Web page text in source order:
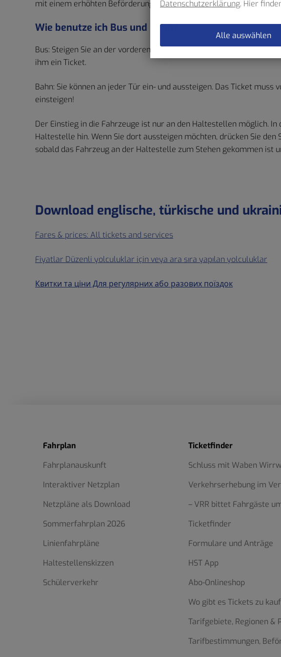
mit einem erhöhten Beförderungsentgelt von mindestens 60 €
Wie benutze ich Bus und Bahn?
Bus: Steigen Sie an der vorderen Tür beim Fahrer ein und zeigen
ihm ein Ticket.
Bahn: Sie können an jeder Tür ein- und aussteigen. Das Ticket
einsteigen!
Der Einstieg in die Fahrzeuge ist nur an den Haltestellen möglich.
Haltestelle hin. Wenn Sie dort aussteigen möchten, drücken Sie
sobald das Fahrzeug an der Haltestelle zum Stehen gekommen ist
Download englische, türkische und
Fares & prices: All tickets and services
Fiyatlar Düzenli yolculuklar için veya ara sıra yapılan yolculuklar
Квитки та ціни Для регулярних або разових поїздок
Fahrplan
Fahrplanauskunft
Interaktiver Netzplan
Netzpläne als Download
Sommerfahrplan 2026
Linienfahrpläne
Haltestellenskizzen
Schülerverkehr
Ticketfinder
Schluss mit Waben
Verkehrserhebung im
– VRR bittet Fahrgäste
Ticketfinder
Formulare und Anträge
HST App
Abo-Onlineshop
Wo gibt es Tickets zu
Tarifgebiete, Regionen &
Tarifbestimmungen,
Datenschutzerklärung. Hier
Alle auswählen